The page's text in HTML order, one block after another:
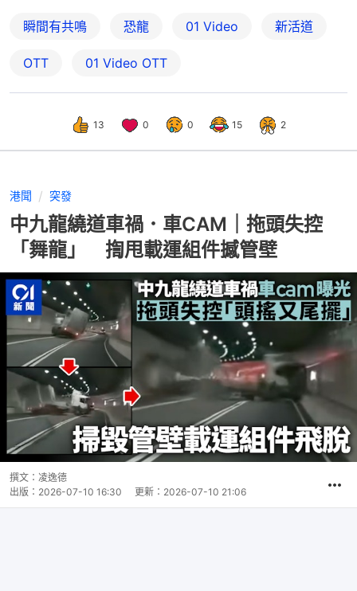
瞬間有共鳴 恐龍 01 Video 新活道
OTT 01‌ ‌Video‌ ‌OTT
13 0 0 15 2
港聞 突發
中九龍繞道車禍．車CAM｜拖頭失控
「舞龍」 揈甩載運組件撼管壁
撰文： 凌逸德
出版： 2026-07-10 16:30 更新： 2026-07-10 21:06